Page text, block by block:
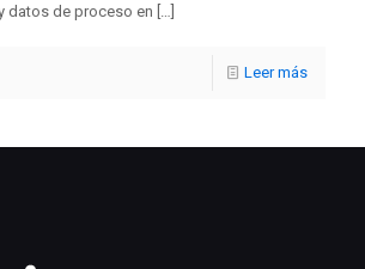
datos de proceso en […]
Leer más